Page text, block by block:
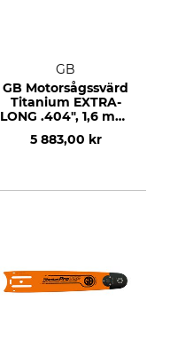
GB
GB Motorsågssvärd
Titanium EXTRA-
LONG .404", 1,6 mm,
84", 222 DL
5 883,00 kr